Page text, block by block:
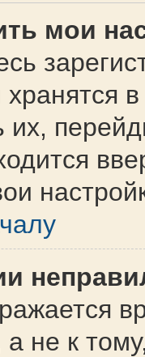
мои
их,
а не к